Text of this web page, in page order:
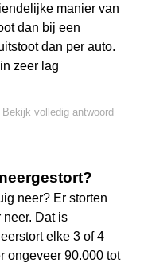
manier van
dan bij een
dan per auto.
zeer lag
Bekijk volledig antwoord
neer? Er storten
Dat is
elke 3 of 4
ongeveer 90.000 tot